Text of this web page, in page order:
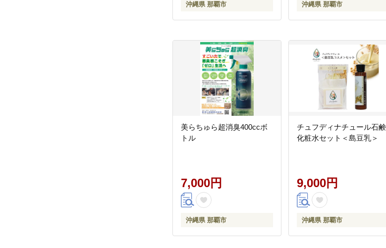
沖縄県 那覇市 沖縄県 那覇市
美らちゅら超消臭400ccボ
トル
7,000円
沖縄県 那覇市
チュフディナチュール石鹸
化粧水セット＜島豆乳＞
9,000円
沖縄県 那覇市